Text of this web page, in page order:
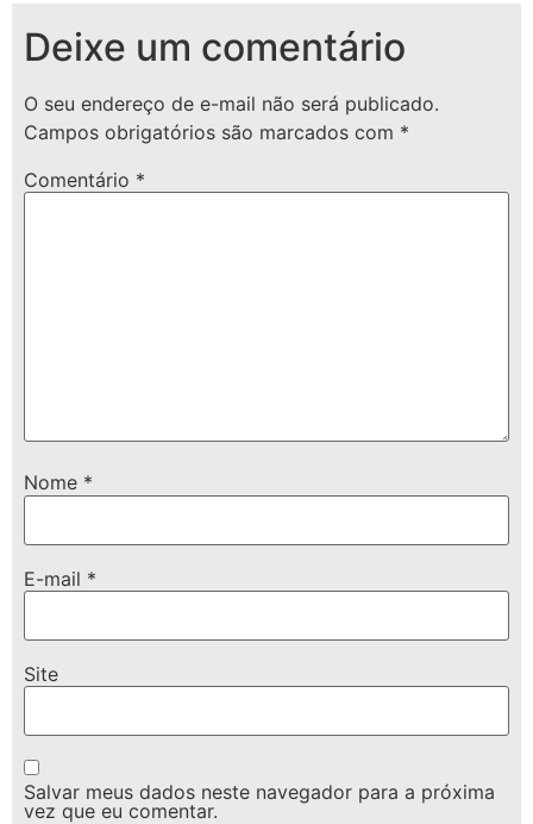
Deixe um comentário
O seu endereço de e-mail não será publicado.
Campos obrigatórios são marcados com *
Comentário *
Nome *
E-mail *
Site
Salvar meus dados neste navegador para a próxima
vez que eu comentar.